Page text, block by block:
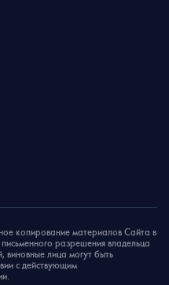
копирование материалов Сайта в
разрешения владельца
лица могут быть
с действующим